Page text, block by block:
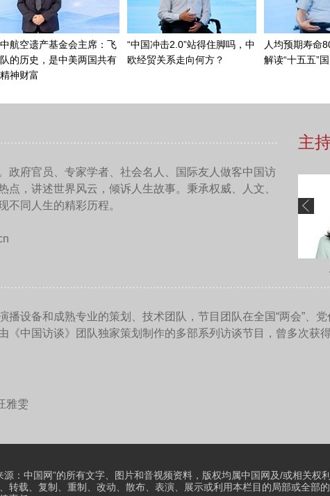
发展目标而言，许多世界遗产都位于城市中，因此，我们有一个
的世界遗产是人们学习的榜样。如果世界遗产具有可持续性，城
可持续发展的相关问题。
环境非常重要；可持续发展目标13是关于气候变化的，即我们的
们怎样减少塑料的使用，通过使用可回收材料，或者通过骑车、步
践行以上目标的地方，人们可以来故宫来散步，感受大自然，降
故宫有着非常重要的联系。
文组织还会评选世界文化与自然双重遗产。黄山就是一个很好
这些世界遗产地的生物多样性？如何确保我们的子孙后代同样能
文明的重要场所。
球的其他世界遗产树立了榜样，让它们了解如何践行回收再利用
游。
植被。这一切都是美好的愿景，共同创造美好、更加可持续的